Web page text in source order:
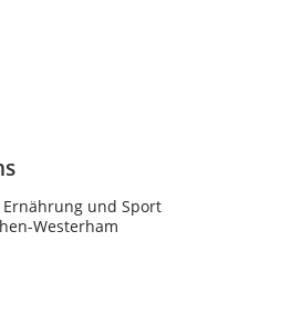
und Sport
Westerham